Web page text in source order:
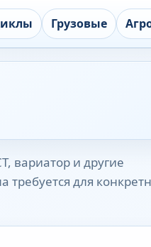
Грузовые
вариатор и другие
требуется для